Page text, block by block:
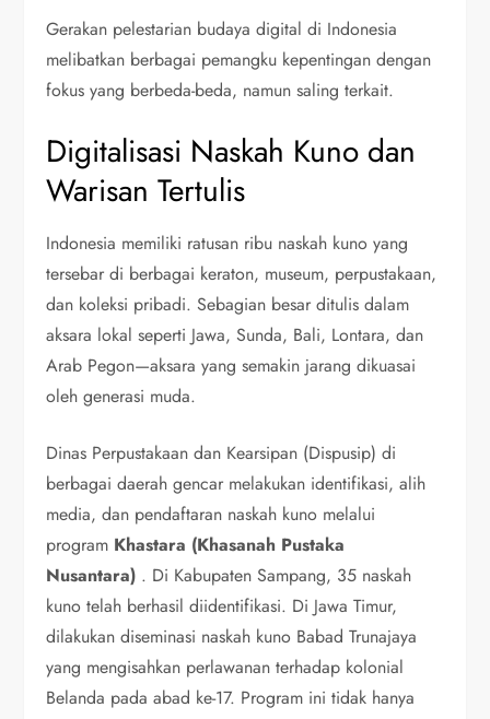
Gerakan pelestarian budaya digital di Indonesia
melibatkan berbagai pemangku kepentingan dengan
fokus yang berbeda-beda, namun saling terkait.
Digitalisasi Naskah Kuno dan
Warisan Tertulis
Indonesia memiliki ratusan ribu naskah kuno yang
tersebar di berbagai keraton, museum, perpustakaan,
dan koleksi pribadi. Sebagian besar ditulis dalam
aksara lokal seperti Jawa, Sunda, Bali, Lontara, dan
Arab Pegon—aksara yang semakin jarang dikuasai
oleh generasi muda.
Dinas Perpustakaan dan Kearsipan (Dispusip) di
berbagai daerah gencar melakukan identifikasi, alih
media, dan pendaftaran naskah kuno melalui
program Khastara (Khasanah Pustaka
Nusantara) . Di Kabupaten Sampang, 35 naskah
kuno telah berhasil diidentifikasi. Di Jawa Timur,
dilakukan diseminasi naskah kuno Babad Trunajaya
yang mengisahkan perlawanan terhadap kolonial
Belanda pada abad ke-17. Program ini tidak hanya